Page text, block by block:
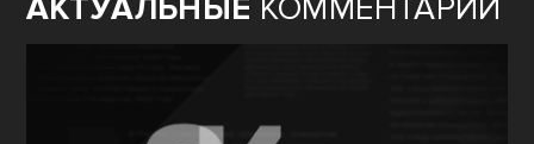
АКТУАЛЬНЫЕ КОММЕНТАРИИ